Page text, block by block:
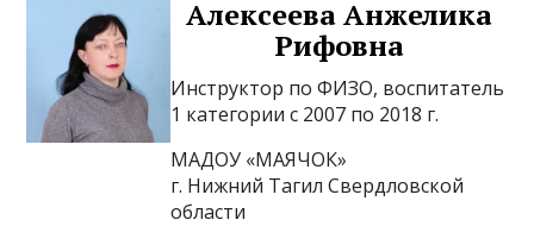
Алексеева Анжелика
Рифовна
Инструктор по ФИЗО, воспитатель
1 категории с 2007 по 2018 г.
МАДОУ «МАЯЧОК»
г. Нижний Тагил Свердловской
области